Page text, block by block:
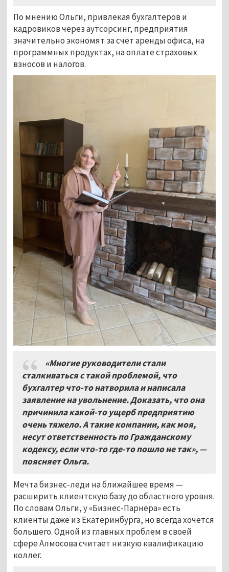
По мнению Ольги, привлекая бухгалтеров и
кадровиков через аутсорсинг, предприятия
значительно экономят за счёт аренды офиса, на
программных продуктах, на оплате страховых
взносов и налогов.
«Многие руководители стали
сталкиваться с такой проблемой, что
бухгалтер что-то натворила и написала
заявление на увольнение. Доказать, что она
причинила какой-то ущерб предприятию
очень тяжело. А такие компании, как моя,
несут ответственность по Гражданскому
кодексу, если что-то где-то пошло не так», —
поясняет Ольга.
Мечта бизнес-леди на ближайшее время —
расширить клиентскую базу до областного уровня.
По словам Ольги, у «Бизнес-Парнёра» есть
клиенты даже из Екатеринбурга, но всегда хочется
большего. Одной из главных проблем в своей
сфере Алмосова считает низкую квалификацию
коллег.